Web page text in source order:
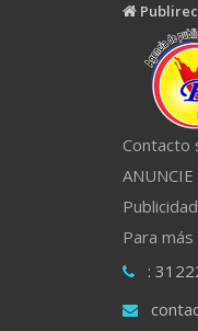
Contacto
Para
: